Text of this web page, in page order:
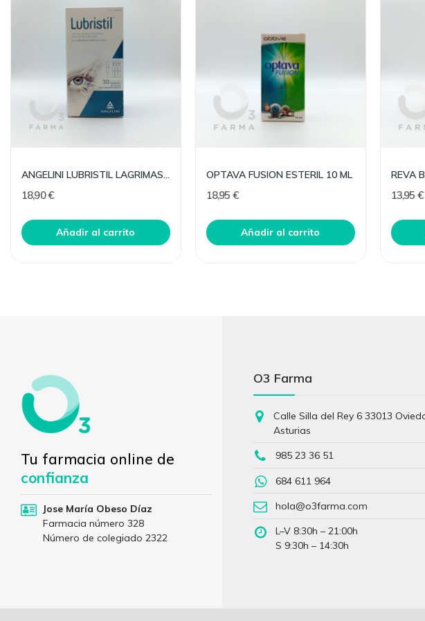
ANGELINI LUBRISTIL LAGRIMAS MONODOSIS 30 UNI
18,90 €
Añadir al carrito
OPTAVA FUSION ESTERIL 10 ML
18,95 €
Añadir al carrito
13,95 €
Tu farmacia online de
confianza
Jose María Obeso Díaz
Farmacia número 328
Número de colegiado 2322
O3 Farma
Calle Silla del Rey 6 33013
Asturias
985 23 36 51
684 611 964
hola@o3farma.com
L–V 8:30h – 21:00h
S 9:30h – 14:30h